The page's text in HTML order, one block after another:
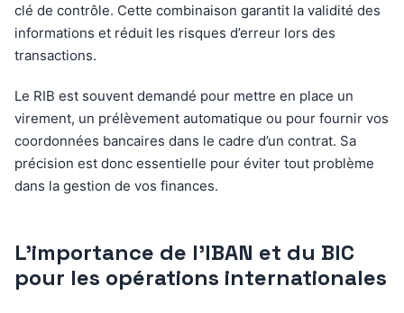
clé de contrôle. Cette combinaison garantit la validité des
informations et réduit les risques d’erreur lors des
transactions.
Le RIB est souvent demandé pour mettre en place un
virement, un prélèvement automatique ou pour fournir vos
coordonnées bancaires dans le cadre d’un contrat. Sa
précision est donc essentielle pour éviter tout problème
dans la gestion de vos finances.
L’importance de l’IBAN et du BIC
pour les opérations internationales